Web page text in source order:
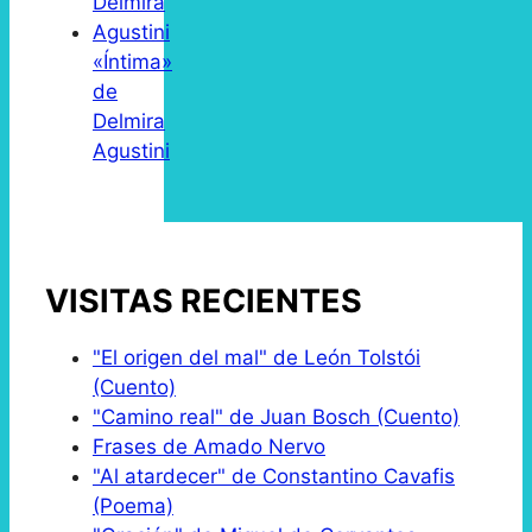
«Íntima»
de
Delmira
Agustini
VISITAS RECIENTES
"El origen del mal" de León Tolstói
(Cuento)
"Camino real" de Juan Bosch (Cuento)
Frases de Amado Nervo
"Al atardecer" de Constantino Cavafis
(Poema)